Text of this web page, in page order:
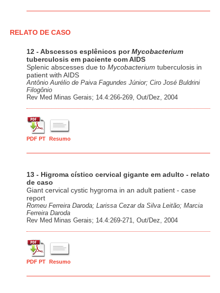
RELATO DE CASO
12 - Abscessos esplênicos porMycobacterium
tuberculosis em paciente com AIDS
Splenic abscesses due to Mycobacterium tuberculosis in
patient with AIDS
Antônio Aurélio de Paiva Fagundes Júnior; Ciro José Buldrini
Filogônio
Rev Med Minas Gerais; 14.4:266-269, Out/Dez, 2004
PDF PT Resumo
13 - Higroma cístico cervical gigante em adulto - relato
de caso
Giant cervical cystic hygroma in an adult patient - case
report
Romeu Ferreira Daroda; Larissa Cezar da Silva Leitão; Marcia
Ferreira Daroda
Rev Med Minas Gerais; 14.4:269-271, Out/Dez, 2004
PDF PT Resumo